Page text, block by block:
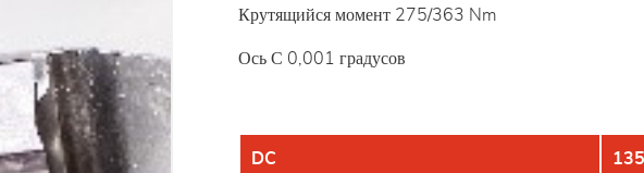
Крутящийся момент 275/363 Nm
Ось С 0,001 градусов
DC